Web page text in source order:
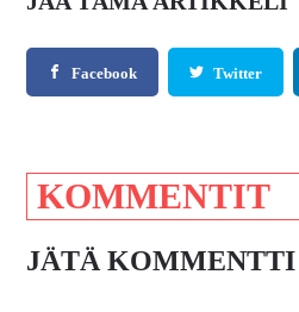
Facebook Twitter
KOMMENTIT
JÄTÄ KOMMENTTI